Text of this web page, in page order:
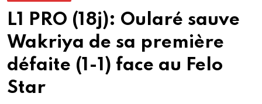
CLUB
L1 PRO (18j): Oularé sauve
Wakriya de sa première
défaite (1-1) face au Felo
Star